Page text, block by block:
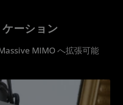
ーション
MIMO へ拡張可能